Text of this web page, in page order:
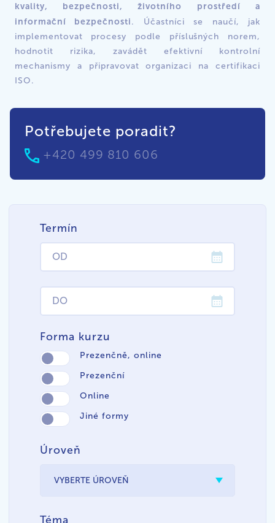
kvality, bezpečnosti, životního prostředí a
informační bezpečnosti . Účastníci se naučí, jak
implementovat procesy podle příslušných norem,
hodnotit rizika, zavádět efektivní kontrolní
mechanismy a připravovat organizaci na certifikaci
ISO.
Potřebujete poradit?
+420 499 810 606
Termín
Forma kurzu
Prezenčně, online
Prezenční
Online
Jiné formy
Úroveň
Téma